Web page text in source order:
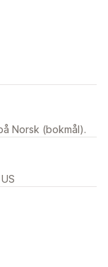
Norsk (bokmål).